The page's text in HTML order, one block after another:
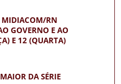
MIDIACOM/RN
GOVERNO E AO
E 12 (QUARTA)
DA SÉRIE